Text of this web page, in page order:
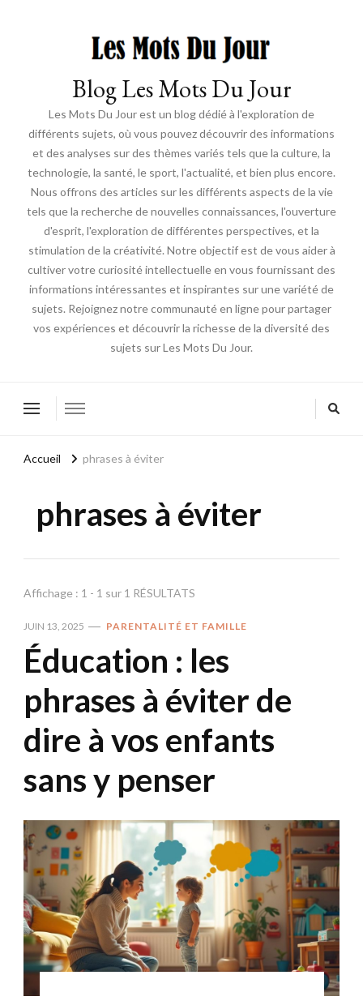
Blog Les Mots Du Jour
Les Mots Du Jour est un blog dédié à l'exploration de
différents sujets, où vous pouvez découvrir des informations
et des analyses sur des thèmes variés tels que la culture, la
technologie, la santé, le sport, l'actualité, et bien plus encore.
Nous offrons des articles sur les différents aspects de la vie
tels que la recherche de nouvelles connaissances, l'ouverture
d'esprit, l'exploration de différentes perspectives, et la
stimulation de la créativité. Notre objectif est de vous aider à
cultiver votre curiosité intellectuelle en vous fournissant des
informations intéressantes et inspirantes sur une variété de
sujets. Rejoignez notre communauté en ligne pour partager
vos expériences et découvrir la richesse de la diversité des
sujets sur Les Mots Du Jour.
Accueil phrases à éviter
phrases à éviter
Affichage : 1 - 1 sur 1 RÉSULTATS
JUIN 13, 2025 PARENTALITÉ ET FAMILLE
Éducation : les
phrases à éviter de
dire à vos enfants
sans y penser